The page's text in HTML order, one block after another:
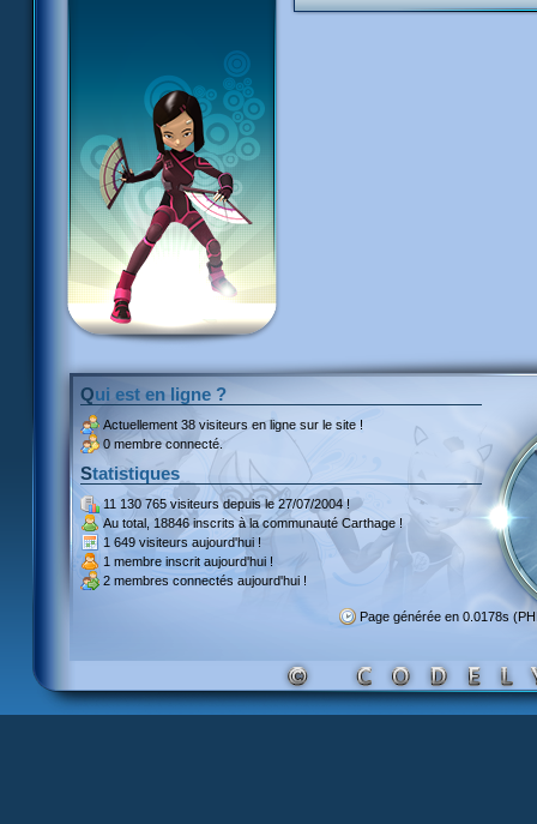
Qui est en ligne ?
Actuellement 38 visiteurs en ligne sur le site !
0 membre connecté.
Statistiques
11 130 765 visiteursdepuis le 27/07/2004 !
Au total, 18846 inscritsà la communauté Carthage !
1 649 visiteurs aujourd'hui !
1 membre inscrit aujourd'hui !
2 membres connectés aujourd'hui !
Page générée en 0.0178s